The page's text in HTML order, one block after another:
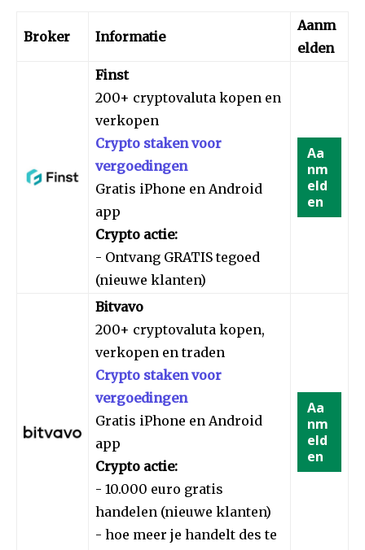
Broker Informatie
Aanm
elden
Finst
200+ cryptovaluta kopen en
verkopen
Crypto staken voor
vergoedingen
Gratis iPhone en Android
app
Crypto actie:
- Ontvang GRATIS tegoed
(nieuwe klanten)
Aa
nm
eld
en
Bitvavo
200+ cryptovaluta kopen,
verkopen en traden
Crypto staken voor
vergoedingen
Gratis iPhone en Android
app
Crypto actie:
- 10.000 euro gratis
handelen (nieuwe klanten)
- hoe meer je handelt des te
Aa
nm
eld
en